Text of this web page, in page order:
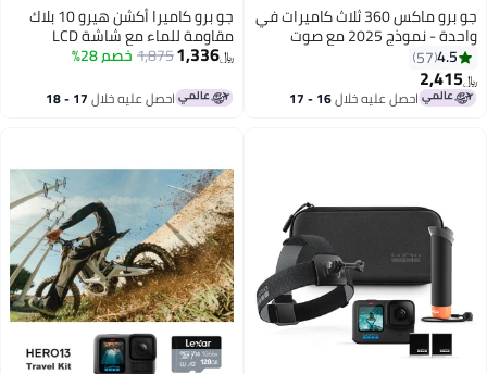
جو برو ماكس 360 ثلاث كاميرات في
واحدة - نموذج 2025 مع صوت
ستيريو متميز
4.5
57
﷼‏2,415
احصل عليه خلال 16 - 17
جو برو كاميرا أكشن هيرو 10 بلاك
مقاومة للماء مع شاشة LCD
أمامية وشاشات خلفية تعمل
بدقة 23 ميجابكسل، 8x سلو مو بلاك
﷼‏1,336
1,875خصم 28%
احصل عليه خلال 17 - 18